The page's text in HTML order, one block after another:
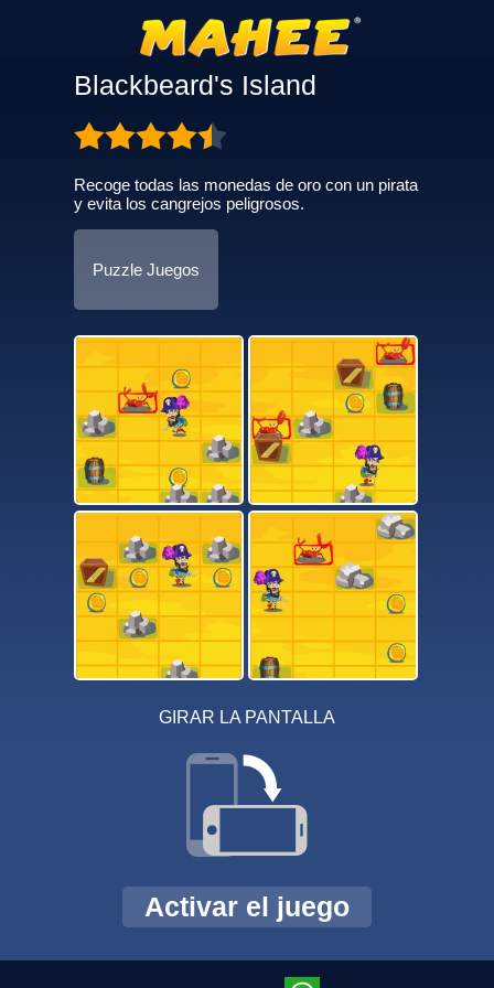
Blackbeard's Island
Recoge todas las monedas de oro con un pirata
y evita los cangrejos peligrosos.
Puzzle Juegos
GIRAR LA PANTALLA
Activar el juego